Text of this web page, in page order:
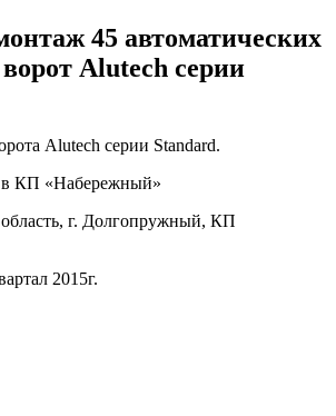
45 автоматических
Alutech серии
Alutech серии Standard.
КП «Набережный»
г. Долгопружный, КП
2015г.